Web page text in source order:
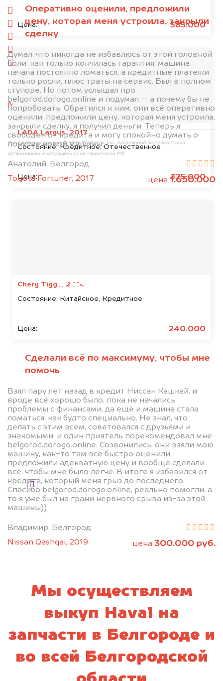
Цена: 585.000
LADA Largus, 2017
Состояние:Кредитное, Отечественное
Цена: 375.000
Chery Tiggo, 2014
Состояние: Китайское, Кредитное
Цена: 240.000
Оперативно оценили, предложили
цену, которая меня устроила, закрыли
сделку
Думал, что никогда не избавлюсь от этой головной
боли: как только кончилась гарантия, машина
начала постоянно ломаться, а кредитные платежи
только росли, плюс траты на сервис. Был в полном
ступоре. Но потом услышал про
belgorod.dorogo.online и подумал — а почему бы не
попробовать. Обратился к ним, они всё оперативно
оценили, предложили цену, которая меня устроила,
закрыли сделку, я получил деньги. Теперь я
свободен от кредита и могу спокойно думать о
покупке новой машины.
Анатолий, Белгород
Toyota Fortuner, 2017
цена 1.650.000
Сделали всё по максимуму, чтобы мне
помочь
Взял пару лет назад в кредит Ниссан Кашкай, и
вроде всё хорошо было, пока не начались
проблемы с финансами, да ещё и машина стала
ломаться, как будто специально. Не знал, что
делать с этим всем, советовался с друзьями и
знакомыми, и один приятель порекомендовал мне
belgorod.dorogo.online. Созвонились, они взяли мою
машину, как-то там всё быстро оценили,
предложили адекватную цену и вообще сделали
всё, чтобы мне было легче. В итоге я избавился от
кредита, который меня грыз до последнего.
Спасибо belgorod.dorogo.online, реально помогли, а
то я уже был на грани нервного срыва из-за этой
машины))
Владимир, Белгород
Nissan Qashqai, 2019
цена 300.000 руб.
спереди
сзади
слева
салон
2. Отправьте фотографии на номер
+79584983298 по WhatsApp*,
MAX
или на электронную почту
info@dorogo.online
*принадлежит компании Meta Platforms, Inc., признанной экстремистской
организацией и запрещённой на территории РФ
БЕСПЛАТНО
Узнайте стоимость автомобиля
Мы купим ваше авто на 20.000 руб.
автоаукционах.
Узнать стоимость
Я даю согласие на обработку своих
персональных данных и соглашаюсь с
политикой конфиденциальности
Мы осуществляем
выкуп Haval на
запчасти в Белгороде и
во всей Белгородской